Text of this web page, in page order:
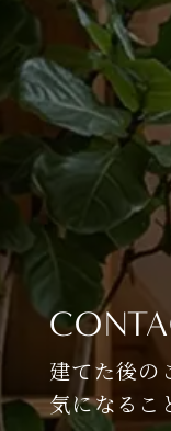
建てた後の
気になるこ